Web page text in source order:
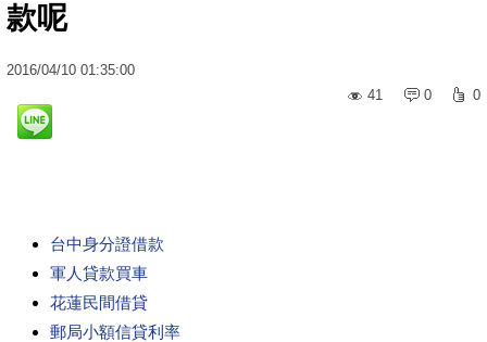
款呢
2016/04/10 01:35:00
41
0 0
台中身分證借款
軍人貸款買車
花蓮民間借貸
郵局小額信貸利率